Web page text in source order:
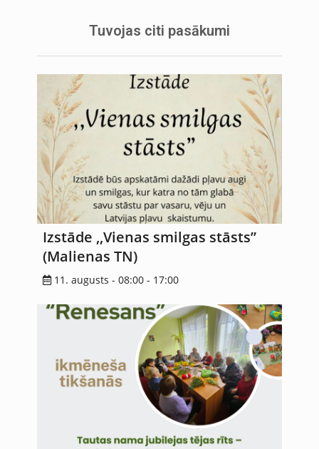
Tuvojas citi pasākumi
Izstāde ,,Vienas smilgas stāsts”
(Malienas TN)
11. augusts - 08:00 - 17:00